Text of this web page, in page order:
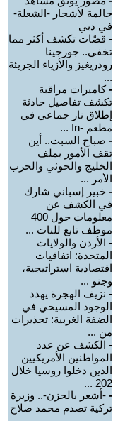
حالمة لأشجار -الشعلة-
في دبي
- قصّات تكشف أكثر مما
تخفي.. جورجينا
رودريغيز والأزياء الجريئة
...
-كاميرات مراقبة
تكشف تفاصيل حادثة
إطلاق نار جماعي في
مطعم -In ...
- صباح السبت.. أين
تقف الأمور بملف
الخليج والحوثي والحرب
الأمر ...
- خبير إسباني شارك
في الكشف عن
معلومات حول 400
موظف تابع للنات ...
- الأردن والولايات
المتحدة: اتفاقيات
اقتصادية استراتيجية،
وجنو ...
- نزيف الهجرة يهدد
الوجود المسيحي في
الضفة الغربية: تحذيرات
من ...
- الكشف عن عدد
المواطنين الأمريكيين
الذين دخلوا روسيا خلال
202 ...
- -أشعر بالحزن-.. وزيرة
تركية تصدم محمد صلاح